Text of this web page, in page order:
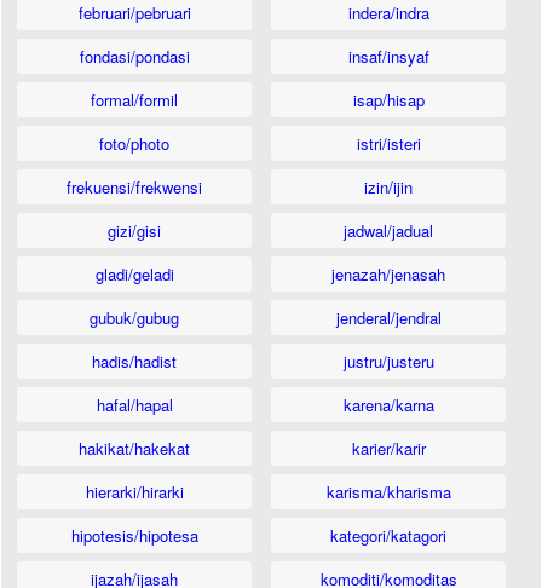
februari/pebruari
fondasi/pondasi
formal/formil
foto/photo
frekuensi/frekwensi
gizi/gisi
gladi/geladi
gubuk/gubug
hadis/hadist
hafal/hapal
hakikat/hakekat
hierarki/hirarki
hipotesis/hipotesa
ijazah/ijasah
indera/indra
insaf/insyaf
isap/hisap
istri/isteri
izin/ijin
jadwal/jadual
jenazah/jenasah
jenderal/jendral
justru/justeru
karena/karna
karier/karir
karisma/kharisma
kategori/katagori
komoditi/komoditas